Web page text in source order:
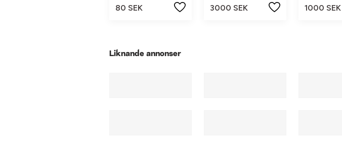
80 SEK
3000 SEK
1000 SEK
Liknande annonser